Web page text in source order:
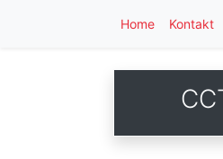
Home Kontakt